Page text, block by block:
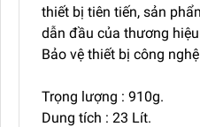
thiết bị tiên tiến, sản
dẫn đầu của thương
Bảo vệ thiết bị công
Trọng lượng : 910g.
Dung tích : 23 Lít.